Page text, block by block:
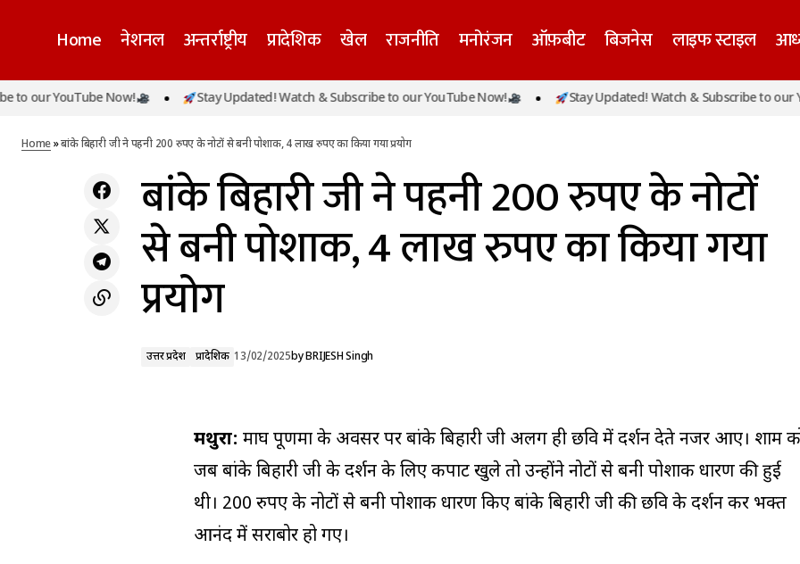
Home नेशनल अन्तर्राष्ट्रीय प्रादेशिक खेल राजनीति मनोरंजन ऑफ़बीट बिजनेस लाइफ स्टाइल
जामिया यूनिवर्सिटी के 14 छात्र हिरासत में, कैंटीन के
उत्तर प्रदेश
बांके बिहारी जी ने पहनी 200 रुपए के नोटों से बनी पोशाक, 4 लाख
YouTube Now! Stay Updated! Watch & Subscribe to our YouTube Now! Stay Updated! Watch & Subscribe to our
Home»बांके बिहारी जी ने पहनी 200 रुपए के नोटों से बनी पोशाक, 4 लाख रुपए का किया गया प्रयोग
बांके बिहारी जी ने पहनी 200 रुपए के नोटों
से बनी पोशाक, 4 लाख रुपए का किया गया
प्रयोग
उत्तर प्रदेश प्रादेशिक 13/02/2025byBRIJESH Singh
मथुरा: माघ पूर्णिमा के अवसर पर बांके बिहारी जी अलग ही छवि में दर्शन देते नजर आए। शाम
जब बांके बिहारी जी के दर्शन के लिए कपाट खुले तो उन्होंने नोटों से बनी पोशाक धारण की हुई
थी। 200 रुपए के नोटों से बनी पोशाक धारण किए बांके बिहारी जी की छवि के दर्शन कर भक्त
आनंद में सराबोर हो गए।